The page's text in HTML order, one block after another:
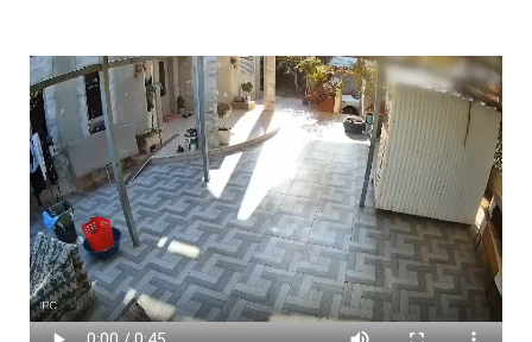
עם סיום החקירה, יחידת התביעות של משטרת